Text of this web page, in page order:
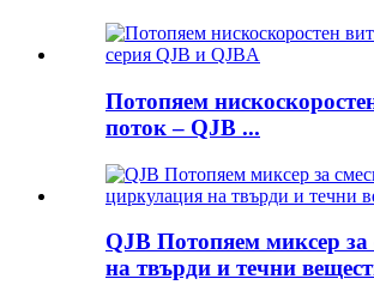
Потопяем
поток – QJB ...
QJB Потопяем миксер за
на твърди и течни